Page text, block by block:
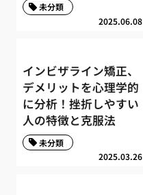
2025.06.08
未分類
インビザライン矯正、
デメリットを心理学的
に分析！挫折しやすい
人の特徴と克服法
2025.03.26
未分類